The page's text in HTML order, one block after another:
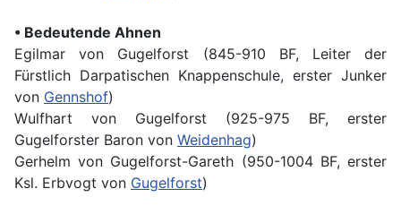
• Bedeutende Ahnen
Egilmar von Gugelforst (845-910 BF, Leiter der
Fürstlich Darpatischen Knappenschule, erster Junker
von Gennshof)
Wulfhart von Gugelforst (925-975 BF, erster
Gugelforster Baron von Weidenhag)
Gerhelm von Gugelforst-Gareth (950-1004 BF, erster
Ksl. Erbvogt von Gugelforst)